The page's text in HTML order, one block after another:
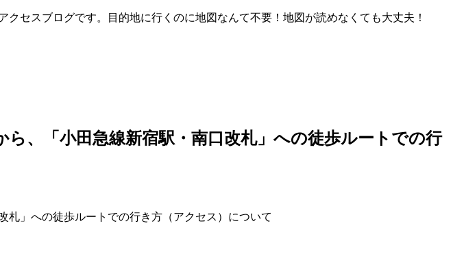
セスブログです。目的地に行くのに地図なんて不要！地図が読めなくても大丈夫！
、「小田急線新宿駅・南口改札」への徒歩ルートでの行
」への徒歩ルートでの行き方（アクセス）について